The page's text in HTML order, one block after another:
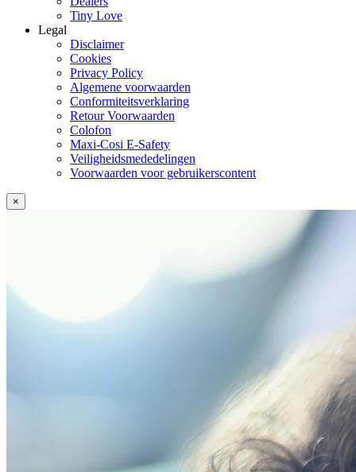
Tiny Love
Legal
Disclaimer
Cookies
Privacy Policy
Algemene voorwaarden
Conformiteitsverklaring
Retour Voorwaarden
Colofon
Maxi-Cosi E-Safety
Veiligheidsmededelingen
Voorwaarden voor gebruikerscontent
×